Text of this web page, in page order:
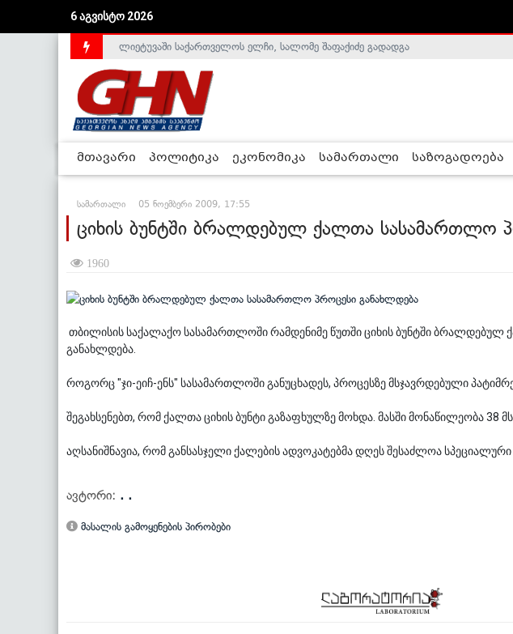
6 აგვისტო 2026
აშშ-მა საქართველოსთან სტრატეგიული პარტნიორობა შეაჩერა
ლიეტუვაში საქართველოს ელჩი, სალომე შაფაქიძე გადადგა
მთავარი პოლიტიკა ეკონომიკა სამართალი საზოგადოება
სამართალი 05 ნოემბერი 2009, 17:55
ციხის ბუნტში ბრალდებულ ქალთა სასამართლო
1960
თბილისის საქალაქო სასამართლოში რამდენიმე წუთში ციხის ბუნტში
განახლდება.
როგორც "ჯი-ეიჩ-ენს" სასამართლოში განუცხადეს, პროცესზე მსჯავრდებული
შეგახსენებთ, რომ ქალთა ციხის ბუნტი გაზაფხულზე მოხდა. მასში მონაწილეობა 38
აღსანიშნავია, რომ განსასჯელი ქალების ადვოკატებმა დღეს შესაძლოა
ავტორი: . .
მასალის გამოყენების პირობები